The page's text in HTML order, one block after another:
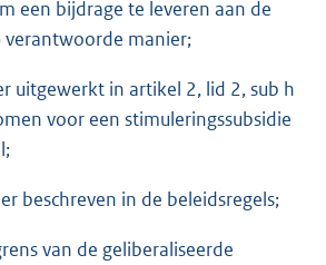
een bijdrage te leveren aan de
manier;
uitgewerkt in artikel 2, lid 2, sub h
voor een stimuleringssubsidie
beschreven in de beleidsregels;
van de geliberaliseerde